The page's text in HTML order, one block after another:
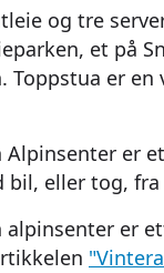
og tre
et på
Toppstua er
Alpinsenter er
eller tog, fra
alpinsenter er